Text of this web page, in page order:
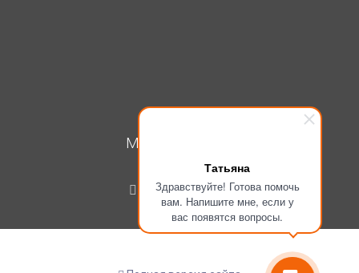
Татьяна
Здравствуйте! Готова помочь
вам. Напишите мне, если у
вас появятся вопросы.
МОЙ КАБИНЕТ
Регистрация